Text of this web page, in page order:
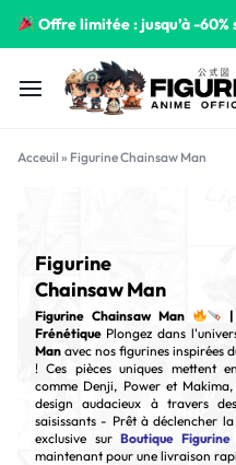
Offre limitée : jusqu’à -
Acceuil » Figurine Chainsaw Man
Figurine
Chainsaw Man
Figurine Chainsaw Man
Frénétique Plongez dans
Man avec nos figurines inspirées
! Ces pièces uniques mettent
comme Denji, Power et
design audacieux à travers
saisissants - Prêt à déclencher
exclusive sur Boutique
maintenant pour une livraison